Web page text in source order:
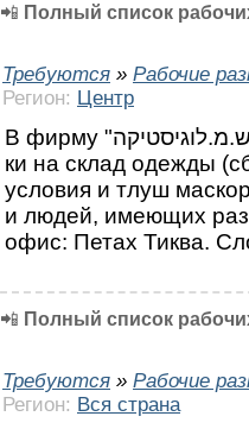
📲 Полный список
Требуются » Рабочие
Регион: Центр
В фирму "ש.מ.לוגיסטיקה" СРОЧНО требуются работницы/
ки на склад одежды
условия и тлуш
и людей, имеющих
офис: Петах Тиква.
📲 Полный список
Требуются » Рабочие
Регион: Вся страна